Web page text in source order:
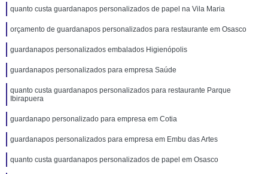
quanto custa guardanapos personalizados de papel na Vila Maria
orçamento de guardanapos personalizados para restaurante em Osasco
guardanapos personalizados embalados Higienópolis
guardanapos personalizados para empresa Saúde
quanto custa guardanapos personalizados para restaurante Parque
Ibirapuera
guardanapo personalizado para empresa em Cotia
guardanapos personalizados para empresa em Embu das Artes
quanto custa guardanapos personalizados de papel em Osasco